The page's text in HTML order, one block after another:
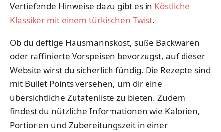
Vertiefende Hinweise dazu gibt es in Köstliche
Klassiker mit einem türkischen Twist.
Ob du deftige Hausmannskost, süße Backwaren
oder raffinierte Vorspeisen bevorzugst, auf dieser
Website wirst du sicherlich fündig. Die Rezepte sind
mit Bullet Points versehen, um dir eine
übersichtliche Zutatenliste zu bieten. Zudem
findest du nützliche Informationen wie Kalorien,
Portionen und Zubereitungszeit in einer